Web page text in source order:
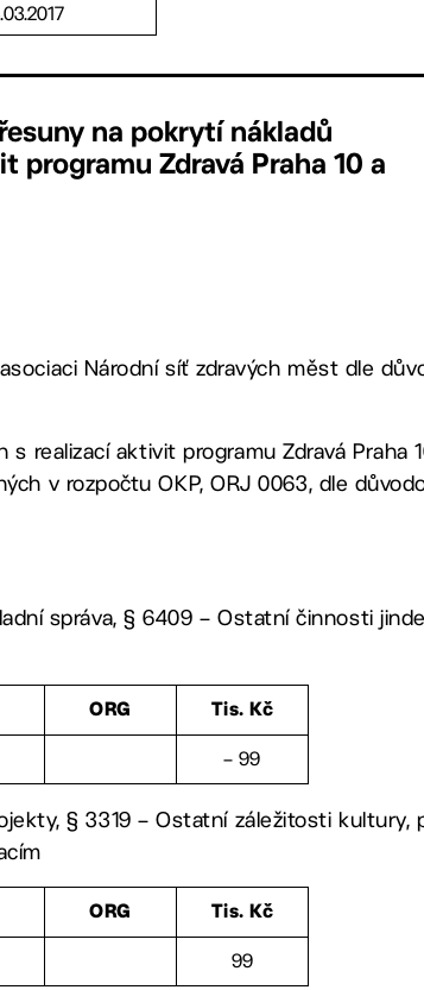
na pokrytí nákladů
Zdravá Praha 10 a
Národní síť zdravých měst dle
s realizací aktivit programu Zdravá Praha
v rozpočtu OKP, ORJ 0063, dle
správa, § 6409 – Ostatní činnosti
ORG Tis. Kč
– 99
§ 3319 – Ostatní záležitosti kultury,
ORG Tis. Kč
99